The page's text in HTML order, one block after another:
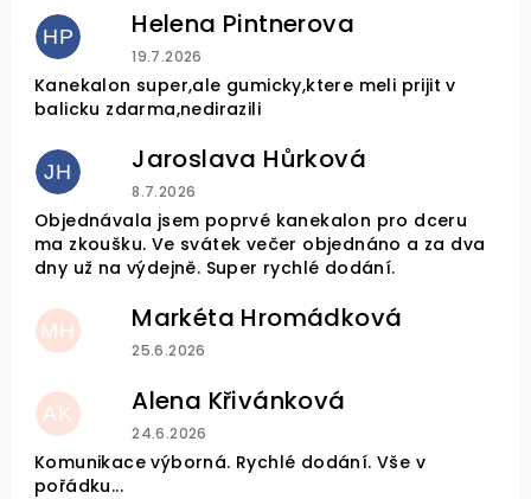
HP Helena Pintnerova
Hodnocení obchodu je 4 z 5 hvězdiček.
19.7.2026
Kanekalon super,ale gumicky,ktere meli prijit v
balicku zdarma,nedirazili
JH Jaroslava Hůrková
Hodnocení obchodu je 5 z 5 hvězdiček.
8.7.2026
Objednávala jsem poprvé kanekalon pro dceru
ma zkoušku. Ve svátek večer objednáno a za dva
dny už na výdejně. Super rychlé dodání.
MH Markéta Hromádková
Hodnocení obchodu je 5 z 5 hvězdiček.
25.6.2026
AK Alena Křivánková
Hodnocení obchodu je 5 z 5 hvězdiček.
24.6.2026
Komunikace výborná. Rychlé dodání. Vše v
pořádku...